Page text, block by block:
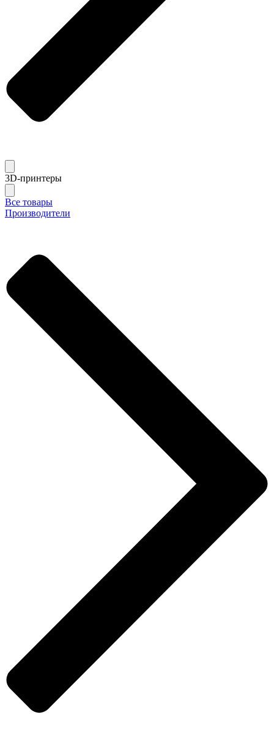
3D-принтеры
Все товары
Производители